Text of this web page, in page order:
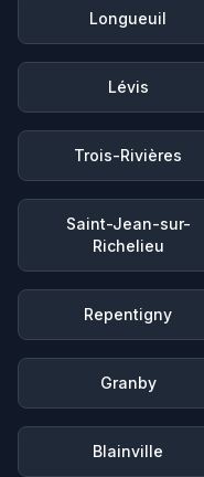
Longueuil
Lévis
Trois-Rivières
Saint-Jean-sur-
Richelieu
Repentigny
Granby
Blainville